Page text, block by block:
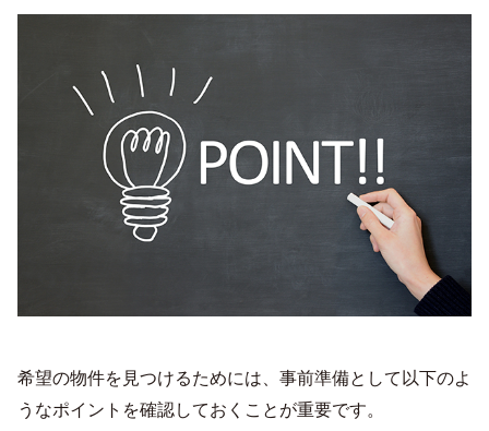
希望の物件を見つけるためには、事前準備として以下のよ
うなポイントを確認しておくことが重要です。